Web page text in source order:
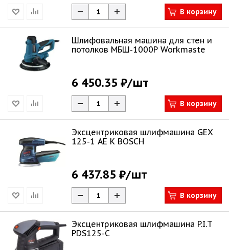
В корзину
Шлифовальная машина для стен и
потолков МБШ-1000Р Workmaste
6 450.35 ₽/шт
В корзину
Эксцентриковая шлифмашина GEX
125-1 AE K BOSCH
6 437.85 ₽/шт
В корзину
Эксцентриковая шлифмашина P.I.T
PDS125-C